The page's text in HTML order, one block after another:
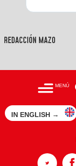
REDACCIÓN MAZO
MENÚ
IN ENGLISH →